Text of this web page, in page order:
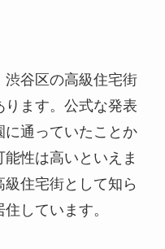
谷区の高級住宅街
ります。公式な発表
に通っていたことか
性は高いといえま
住宅街として知ら
しています。